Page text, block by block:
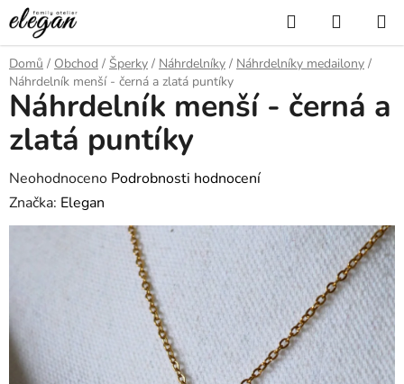
Přejít
na
obsah
Hledat
KOŠÍK
Domů / Obchod / Šperky / Náhrdelníky / Náhrdelníky medailony /
Náhrdelník menší - černá a zlatá puntíky
Náhrdelník menší - černá a
zlatá puntíky
Průměrné
hodnocení
produktu
5
hvězdiček.
Neohodnoceno Podrobnosti hodnocení
Značka: Elegan